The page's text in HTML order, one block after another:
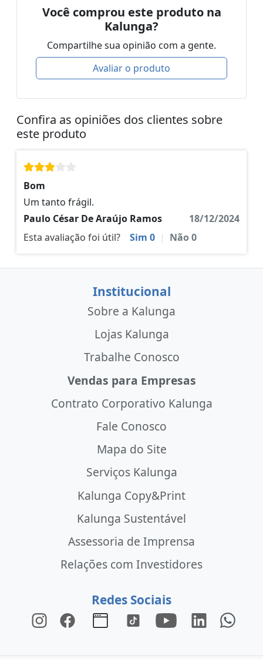
Você comprou este produto na
Kalunga?
Compartilhe sua opinião com a gente.
Avaliar o produto
Confira as opiniões dos clientes sobre
este produto
Bom
Um tanto frágil.
Paulo César De Araújo Ramos
18/12/2024
Esta avaliação foi útil?
Sim 0 | Não0
Institucional
Sobre a Kalunga
Lojas Kalunga
Trabalhe Conosco
Vendas para Empresas
Contrato Corporativo Kalunga
Fale Conosco
Mapa do Site
Serviços Kalunga
Kalunga Copy&Print
Kalunga Sustentável
Assessoria de Imprensa
Relações com Investidores
Redes Sociais